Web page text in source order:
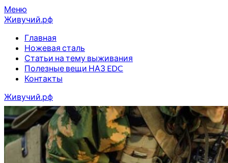
Перейти
к
Меню
Живучий.рф
Главная
Ножевая сталь
Статьи на тему выживания
Полезные вещи НАЗ EDC
Контакты
Живучий.рф